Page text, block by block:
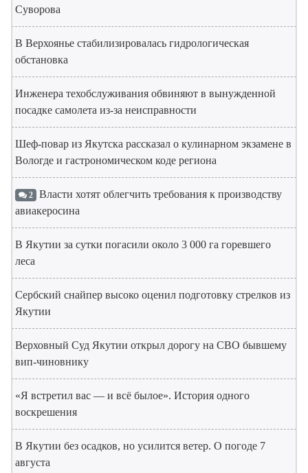
Суворова
В Верхоянье стабилизировалась гидрологическая
обстановка
Инженера техобслуживания обвиняют в вынужденной
посадке самолета из-за неисправности
Шеф-повар из Якутска рассказал о кулинарном экзамене в
Вологде и гастрономическом коде региона
2 Власти хотят облегчить требования к производству
авиакеросина
В Якутии за сутки погасили около 3 000 га горевшего
леса
Сербский снайпер высоко оценил подготовку стрелков из
Якутии
Верховный Суд Якутии открыл дорогу на СВО бывшему
вип-чиновнику
«Я встретил вас — и всё былое». История одного
воскрешения
В Якутии без осадков, но усилится ветер. О погоде 7
августа